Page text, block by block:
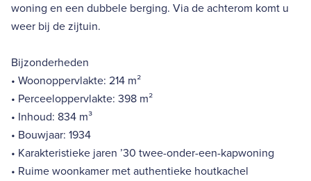
woning en een dubbele berging. Via de achterom komt u
weer bij de zijtuin.
Bijzonderheden
• Woonoppervlakte: 214 m²
• Perceeloppervlakte: 398 m²
• Inhoud: 834 m³
• Bouwjaar: 1934
• Karakteristieke jaren ’30 twee-onder-een-kapwoning
• Ruime woonkamer met authentieke houtkachel